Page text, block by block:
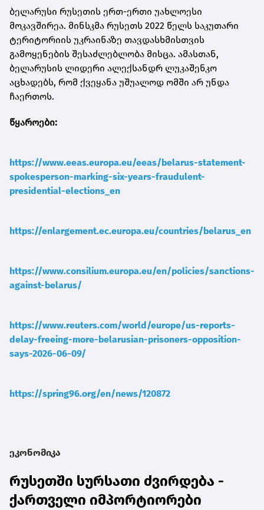
ბელარუსი რუსეთის ერთ-ერთი უახლოესი
მოკავშირეა. მინსკმა რუსეთს 2022 წელს საკუთარი
ტერიტორიის უკრაინაზე თავდასხმისთვის
გამოყენების შესაძლებლობა მისცა. ამასთან,
ბელარუსის ლიდერი ალექსანდრ ლუკაშენკო
აცხადებს, რომ ქვეყანა უშუალოდ ომში არ უნდა
ჩაერთოს.
წყაროები:
https://www.eeas.europa.eu/eeas/belarus-statement-
spokesperson-marking-six-years-fraudulent-
presidential-elections_en
https://enlargement.ec.europa.eu/countries/belarus_en
https://www.consilium.europa.eu/en/policies/sanctions-
against-belarus/
https://www.reuters.com/world/europe/us-reports-
delay-freeing-more-belarusian-prisoners-opposition-
says-2026-06-09/
https://spring96.org/en/news/120872
ეკონომიკა
რუსეთში სურსათი ძვირდება -
ქართველი იმპორტიორები